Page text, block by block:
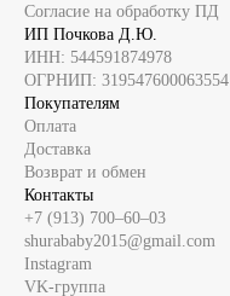
Согласие на обработку ПД
ИП Почкова Д.Ю.
ИНН: 544591874978
ОГРНИП: 319547600063554
Покупателям
Оплата
Доставка
Возврат и обмен
Контакты
+7 (913) 700‒60‒03
shurababy2015@gmail.com
Instagram
VK-группа